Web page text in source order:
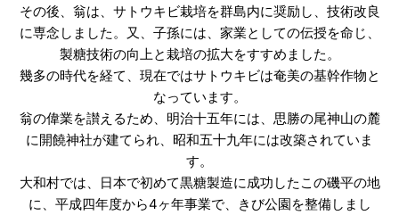
その後、翁は、サトウキビ栽培を群島内に奨励し、技術改良
に専念しました。又、子孫には、家業としての伝授を命じ、
製糖技術の向上と栽培の拡大をすすめました。
幾多の時代を経て、現在ではサトウキビは奄美の基幹作物と
なっています。
翁の偉業を讃えるため、明治十五年には、思勝の尾神山の麓
に開饒神社が建てられ、昭和五十九年には改築されていま
す。
大和村では、日本で初めて黒糖製造に成功したこの磯平の地
に、平成四年度から4ヶ年事業で、きび公園を整備しまし